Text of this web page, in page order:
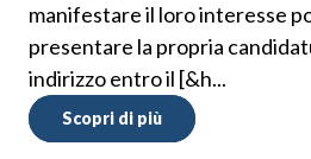
manifestare il loro interesse
presentare la propria
indirizzo entro il [&h...
Scopri di più